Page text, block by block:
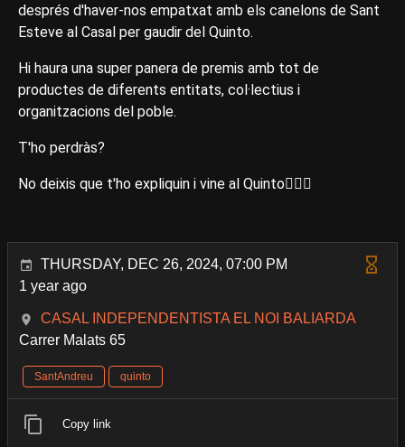
després d'haver-nos empatxat amb els canelons de Sant
Esteve al Casal per gaudir del Quinto.
Hi haura una super panera de premis amb tot de
productes de diferents entitats, col·lectius i
organitzacions del poble.
T'ho perdràs?
No deixis que t'ho expliquin i vine al Quinto✊🏽🔥
THURSDAY, DEC 26, 2024, 07:00 PM
1 year ago
CASAL INDEPENDENTISTA EL NOI BALIARDA
Carrer Malats 65
SantAndreu quinto
Copy link